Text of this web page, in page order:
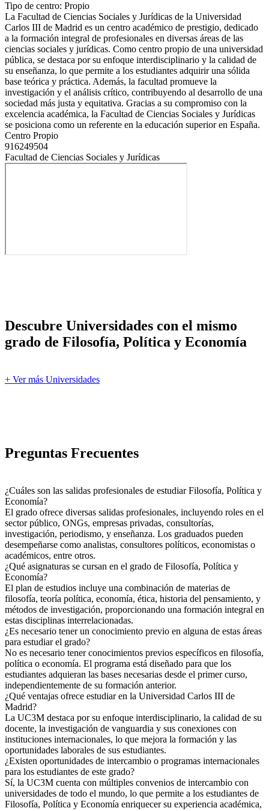
Tipo de centro: Propio
La Facultad de Ciencias Sociales y Jurídicas de la Universidad
Carlos III de Madrid es un centro académico de prestigio, dedicado
a la formación integral de profesionales en diversas áreas de las
ciencias sociales y jurídicas. Como centro propio de una universidad
pública, se destaca por su enfoque interdisciplinario y la calidad de
su enseñanza, lo que permite a los estudiantes adquirir una sólida
base teórica y práctica. Además, la facultad promueve la
investigación y el análisis crítico, contribuyendo al desarrollo de una
sociedad más justa y equitativa. Gracias a su compromiso con la
excelencia académica, la Facultad de Ciencias Sociales y Jurídicas
se posiciona como un referente en la educación superior en España.
Centro Propio
916249504
Facultad de Ciencias Sociales y Jurídicas
Descubre Universidades con el mismo
grado de Filosofía, Política y Economía
+ Ver más Universidades
Preguntas Frecuentes
¿Cuáles son las salidas profesionales de estudiar Filosofía, Política y
Economía?
El grado ofrece diversas salidas profesionales, incluyendo roles en el
sector público, ONGs, empresas privadas, consultorías,
investigación, periodismo, y enseñanza. Los graduados pueden
desempeñarse como analistas, consultores políticos, economistas o
académicos, entre otros.
¿Qué asignaturas se cursan en el grado de Filosofía, Política y
Economía?
El plan de estudios incluye una combinación de materias de
filosofía, teoría política, economía, ética, historia del pensamiento, y
métodos de investigación, proporcionando una formación integral en
estas disciplinas interrelacionadas.
¿Es necesario tener un conocimiento previo en alguna de estas áreas
para estudiar el grado?
No es necesario tener conocimientos previos específicos en filosofía,
política o economía. El programa está diseñado para que los
estudiantes adquieran las bases necesarias desde el primer curso,
independientemente de su formación anterior.
¿Qué ventajas ofrece estudiar en la Universidad Carlos III de
Madrid?
La UC3M destaca por su enfoque interdisciplinario, la calidad de su
docente, la investigación de vanguardia y sus conexiones con
instituciones internacionales, lo que mejora la formación y las
oportunidades laborales de sus estudiantes.
¿Existen oportunidades de intercambio o programas internacionales
para los estudiantes de este grado?
Sí, la UC3M cuenta con múltiples convenios de intercambio con
universidades de todo el mundo, lo que permite a los estudiantes de
Filosofía, Política y Economía enriquecer su experiencia académica,